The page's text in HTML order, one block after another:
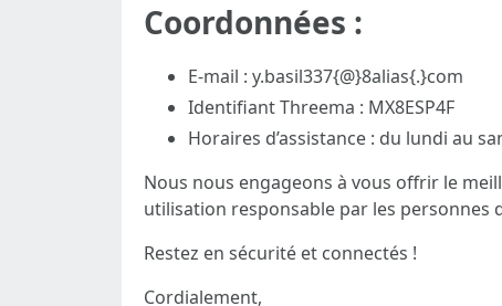
Coordonnées :
E-mail : y.basil337{@}8alias{.}com
Identifiant Threema : MX8ESP4F
Horaires d’assistance : du lundi au
Nous nous engageons à vous offrir le
utilisation responsable par les personnes
Restez en sécurité et connectés !
Cordialement,